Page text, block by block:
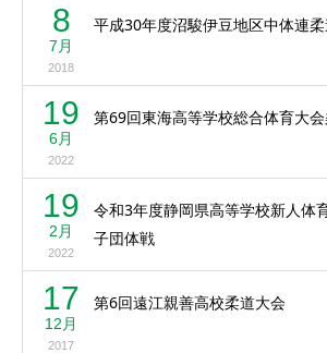
8
7月
2018
平成30年度沼駿伊豆地区中体連
19
6月
2022
第69回東海高等学校総合体育大
19
2月
2022
令和3年度静岡県高等学校新人体
子団体戦
17
12月
2017
第6回遠江親善高校柔道大会